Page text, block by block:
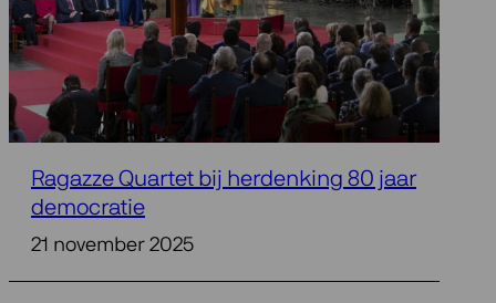
Ragazze Quartet bij herdenking 80 jaar
democratie
21 november 2025